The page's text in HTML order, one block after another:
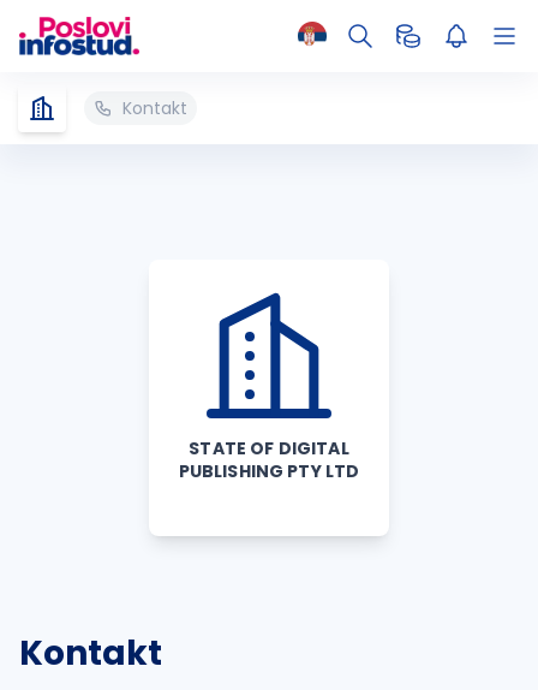
Kontakt
STATE OF DIGITAL
PUBLISHING PTY LTD
Kontakt